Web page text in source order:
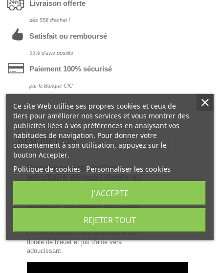
Livraison offerte
dés 55€ d‘achat !
Satisfait ou remboursé
99% d‘avis positifs
Paiement 100% sécurisé
par la Banque CIC
DESCRIPTION
Fleurance nature Eau
démaquiller, nettoyer et
rafraichir les peaux sensibles
La formule apporte une association eau
florale de bleuet et jus d'aloe vera
adoucissant.
Ce site Web utilise ses propres cookies et ceux de
tiers pour améliorer nos services et vous montrer des
publicités liées à vos préférences en analysant vos
habitudes de navigation. Pour donner votre
consentement à son utilisation, appuyez sur le
bouton Accepter.
Politique de cookies Personnaliser les cookies
REJETER TOUT
J'ACCEPTE